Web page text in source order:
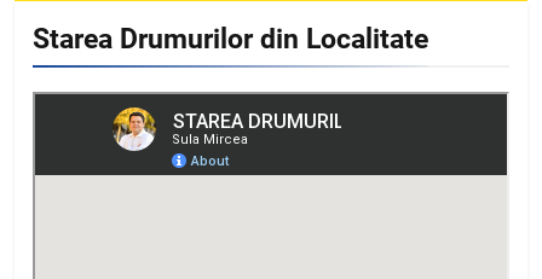
Starea Drumurilor din Localitate